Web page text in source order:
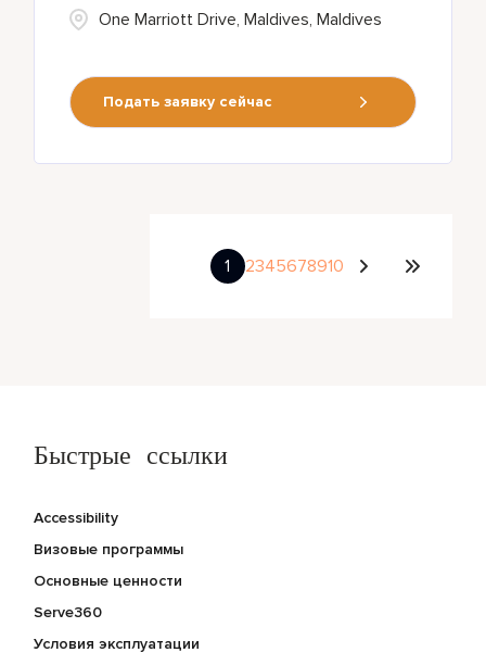
One Marriott Drive, Maldives, Maldives
Подать заявку сейчас
1 2345678910
Быстрые ссылки
Accessibility
Визовые программы
Основные ценности
Serve360
Условия эксплуатации